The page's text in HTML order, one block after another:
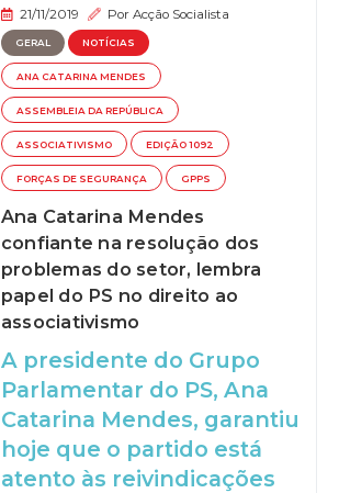
21/11/2019 PorAcção Socialista
GERAL NOTÍCIAS
ANA CATARINA MENDES
ASSEMBLEIA DA REPÚBLICA
ASSOCIATIVISMO EDIÇÃO 1092
FORÇAS DE SEGURANÇA GPPS
Ana Catarina Mendes
confiante na resolução dos
problemas do setor, lembra
papel do PS no direito ao
associativismo
A presidente do Grupo
Parlamentar do PS, Ana
Catarina Mendes, garantiu
hoje que o partido está
atento às reivindicações